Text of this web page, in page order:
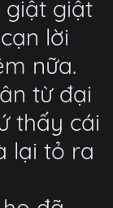
giật giật
lời
nữa.
từ đại
thấy cái
lại tỏ ra